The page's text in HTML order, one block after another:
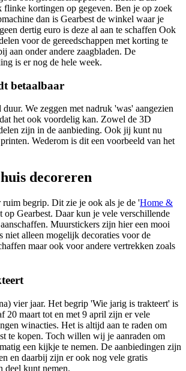
flinke kortingen op gegeven. Ben je op zoek
dan is Gearbest de winkel waar je
dertig euro is deze al aan te schaffen Ook
voor de gereedschappen met korting te
aan onder andere zaagbladen. De
is er nog de hele week.
betaalbaar
We zeggen met nadruk 'was' aangezien
het ook voordelig kan. Zowel de 3D
zijn in de aanbieding. Ook jij kunt nu
Wederom is dit een voorbeeld van het
decoreren
ruim begrip. Dit zie je ook als je de 'Home &
op Gearbest. Daar kun je vele verschillende
Muurstickers zijn hier een mooi
niet alleen mogelijk decoraties voor de
maar ook voor andere vertrekken zoals
vier jaar. Het begrip 'Wie jarig is trakteert' is
20 maart tot en met 9 april zijn er vele
winacties. Het is altijd aan te raden om
te kopen. Toch willen wij je aanraden om
een kijkje te nemen. De aanbiedingen zijn
en daarbij zijn er ook nog vele gratis
deel kunt nemen.